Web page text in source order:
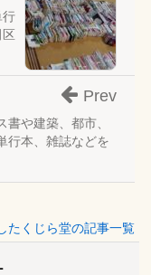
や建築、都市、
行本、雑誌などを
Prev
たくじら堂の記事一覧